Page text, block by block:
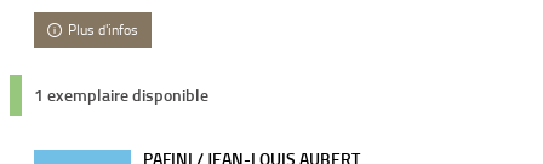
Plus d'infos
1 exemplaire disponible
PAFINI / JEAN-LOUIS AUBERT